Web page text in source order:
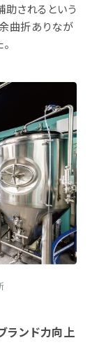
されるという
曲折ありなが
ランド力向上